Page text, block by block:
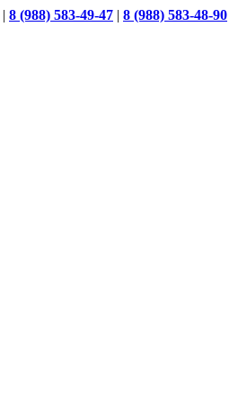
| 8 (988) 583-49-47 | 8 (988) 583-48-90